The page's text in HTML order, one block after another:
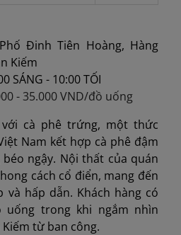
Đinh Tiên Hoàng, Hàng
Kiếm
SÁNG - 10:00 TỐI
- 35.000 VND/đồ uống
cà phê trứng, một thức
Nam kết hợp cà phê đậm
ngậy. Nội thất của quán
cách cổ điển, mang đến
và hấp dẫn. Khách hàng có
trong khi ngắm nhìn
từ ban công.